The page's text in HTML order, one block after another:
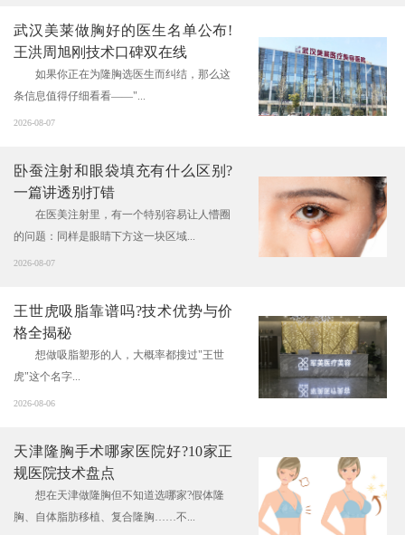
武汉美莱做胸好的医生名单公布!
王洪周旭刚技术口碑双在线
如果你正在为隆胸选医生而纠结，那么这
条信息值得仔细看看——"...
2026-08-07
卧蚕注射和眼袋填充有什么区别?
一篇讲透别打错
在医美注射里，有一个特别容易让人懵圈
的问题：同样是眼睛下方这一块区域...
2026-08-07
王世虎吸脂靠谱吗?技术优势与价
格全揭秘
想做吸脂塑形的人，大概率都搜过"王世
虎"这个名字...
2026-08-06
天津隆胸手术哪家医院好?10家正
规医院技术盘点
想在天津做隆胸但不知道选哪家?假体隆
胸、自体脂肪移植、复合隆胸……不...